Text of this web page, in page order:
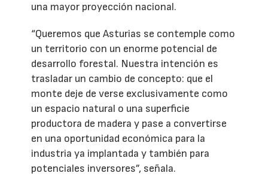
una mayor proyección nacional.
“Queremos que Asturias se contemple como
un territorio con un enorme potencial de
desarrollo forestal. Nuestra intención es
trasladar un cambio de concepto: que el
monte deje de verse exclusivamente como
un espacio natural o una superficie
productora de madera y pase a convertirse
en una oportunidad económica para la
industria ya implantada y también para
potenciales inversores”, señala.